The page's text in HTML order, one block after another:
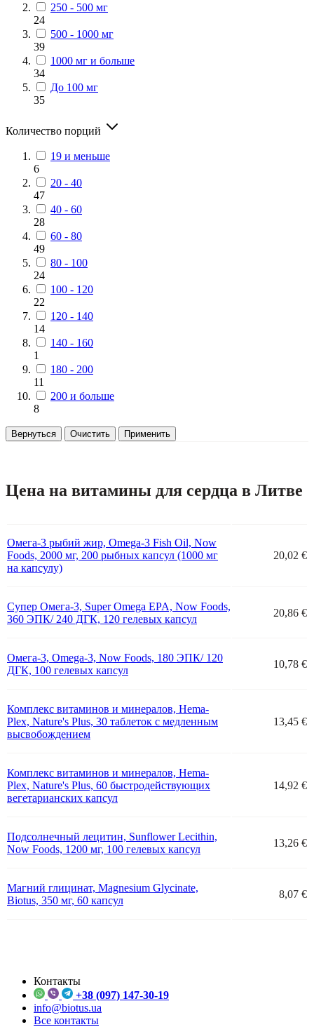
250 - 500 мг
24
500 - 1000 мг
39
1000 мг и больше
34
До 100 мг
35
Количество порций
19 и меньше
6
20 - 40
47
40 - 60
28
60 - 80
49
80 - 100
24
100 - 120
22
120 - 140
14
140 - 160
1
180 - 200
11
200 и больше
8
Вернуться Очистить Применить
Цена на витамины для сердца в Литве
Омега-3 рыбий жир, Omega-3 Fish Oil, Now
Foods, 2000 мг, 200 рыбных капсул (1000 мг
на капсулу)
20,02 €
Супер Омега-3, Super Omega EPA, Now Foods,
360 ЭПК/ 240 ДГК, 120 гелевых капсул
20,86 €
Омега-3, Omega-3, Now Foods, 180 ЭПК/ 120
ДГК, 100 гелевых капсул
10,78 €
Комплекс витаминов и минералов, Hema-
Plex, Nature's Plus, 30 таблеток с медленным
высвобождением
13,45 €
Комплекс витаминов и минералов, Hema-
Plex, Nature's Plus, 60 быстродействующих
вегетарианских капсул
14,92 €
Подсолнечный лецитин, Sunflower Lecithin,
Now Foods, 1200 мг, 100 гелевых капсул
13,26 €
Магний глицинат, Magnesium Glycinate,
Biotus, 350 мг, 60 капсул
8,07 €
Контакты
+38 (097) 147-30-19
info@biotus.ua
Все контакты